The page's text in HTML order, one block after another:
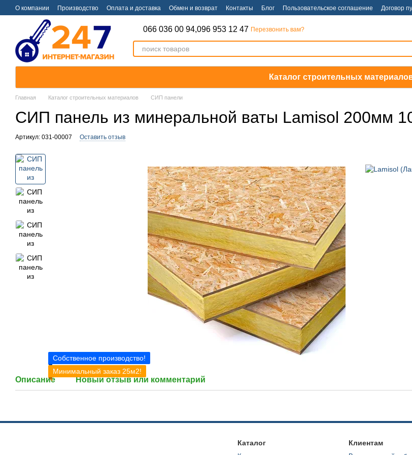
Перейти к основному контенту
О компании Производство Оплата и доставка Обмен и возврат Контакты Блог Пользовательское соглашение Договор
066 036 00 94,096 953 12 47 Перезвонить вам?
Каталог строительных
Главная Каталог строительных материалов СИП панели
СИП панель из минеральной ваты Lamisol 200мм
Артикул: 031-00007 Оставить отзыв
Собственное производство!
Минимальный заказ 25м2!
Описание Новый отзыв или комментарий
Каталог Клиентам